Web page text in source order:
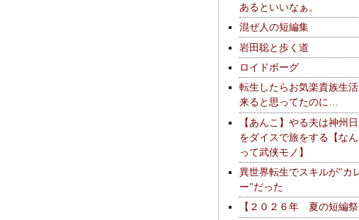
あるといいなぁ。
混ぜ人の短編集
岩田聡と歩く道
ロイドボーグ
転生したらお気楽貴族生
来ると思ってたのに…
【あんこ】やる夫は神州
をダイスで旅をする【な
って武侠モノ】
異世界転生でスキルが"カ
ー"だった
【２０２６年 夏の短編祭